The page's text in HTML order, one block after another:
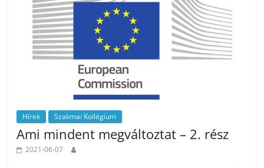
Hírek Szakmai Kollégium
Ami mindent megváltoztat – 2. rész
2021-06-07